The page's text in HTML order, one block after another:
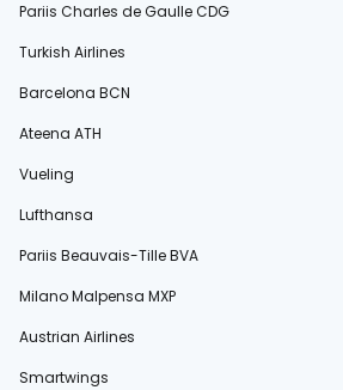
Pariis Charles de Gaulle CDG
Turkish Airlines
Barcelona BCN
Ateena ATH
Vueling
Lufthansa
Pariis Beauvais-Tille BVA
Milano Malpensa MXP
Austrian Airlines
Smartwings